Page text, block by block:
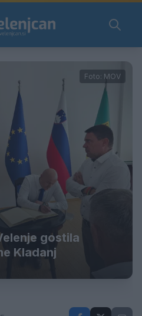
Foto: MOV
gostila
Kladanj